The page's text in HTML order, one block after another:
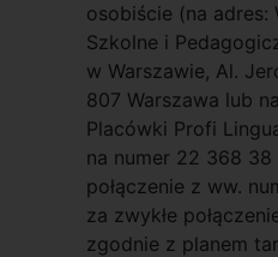
osobiście (na adres:
Szkolne i
w Warszawie, Al.
807 Warszawa lub
Placówki Profi
na numer 22 368 38
połączenie z ww.
za zwykłe
zgodnie z planem